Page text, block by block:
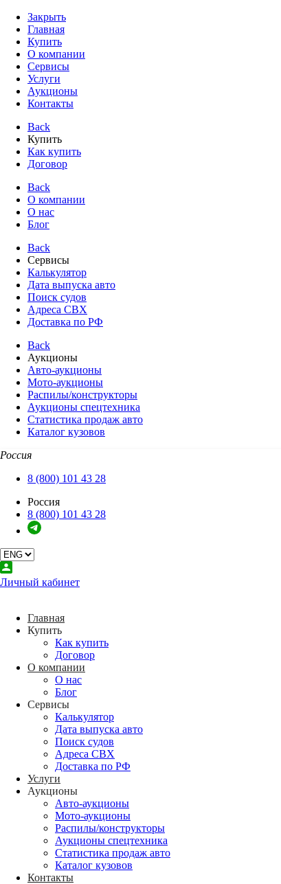
Закрыть
Главная
Купить
О компании
Сервисы
Услуги
Аукционы
Контакты
Back
Купить
Как купить
Договор
Back
О компании
О нас
Блог
Back
Сервисы
Калькулятор
Дата выпуска авто
Поиск судов
Адреса СВХ
Доставка по РФ
Back
Аукционы
Авто-аукционы
Мото-аукционы
Распилы/конструкторы
Аукционы спецтехника
Статистика продаж авто
Каталог кузовов
Россия
8 (800) 101 43 28
Россия
8 (800) 101 43 28
Личный кабинет
Главная
Купить
Как купить
Договор
О компании
О нас
Блог
Сервисы
Калькулятор
Дата выпуска авто
Поиск судов
Адреса СВХ
Доставка по РФ
Услуги
Аукционы
Авто-аукционы
Мото-аукционы
Распилы/конструкторы
Аукционы спецтехника
Статистика продаж авто
Каталог кузовов
Контакты